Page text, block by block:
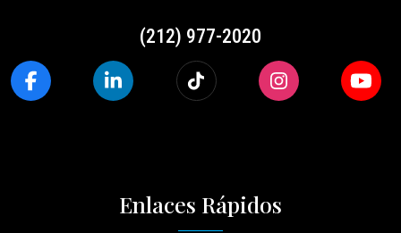
(212) 977-2020
Enlaces Rápidos